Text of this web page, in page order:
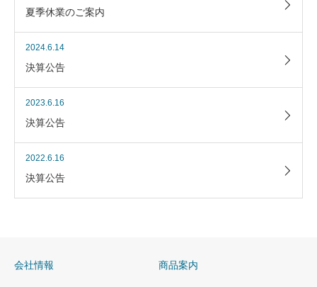
夏季休業のご案内
2024.6.14
決算公告
2023.6.16
決算公告
2022.6.16
決算公告
会社情報 商品案内